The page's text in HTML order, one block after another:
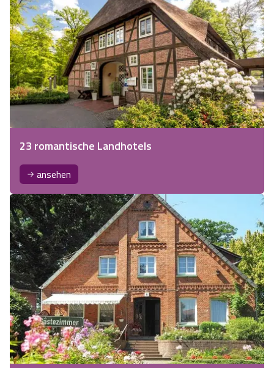
23 romantische Landhotels
ansehen